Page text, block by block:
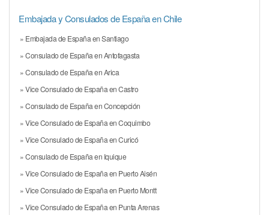
Embajada y Consulados de España en Chile
» Embajada de España en Santiago
» Consulado de España en Antofagasta
» Consulado de España en Arica
» Vice Consulado de España en Castro
» Consulado de España en Concepción
» Vice Consulado de España en Coquimbo
» Vice Consulado de España en Curicó
» Consulado de España en Iquique
» Vice Consulado de España en Puerto Aisén
» Vice Consulado de España en Puerto Montt
» Vice Consulado de España en Punta Arenas